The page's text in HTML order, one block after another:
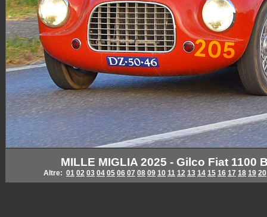
MILLE MIGLIA 2025 - Gilco Fiat 1100
Altre: 01 02 03 04 05 06 07 08 09 10 11 12 13 14 15 16 17 18 19 20